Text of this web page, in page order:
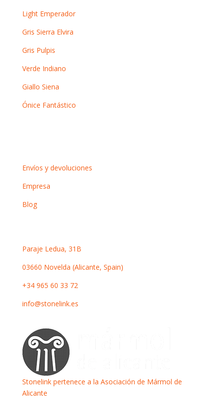
Light Emperador
Gris Sierra Elvira
Gris Pulpis
Verde Indiano
Giallo Siena
Ónice Fantástico
Envíos y devoluciones
Empresa
Blog
Paraje Ledua, 31B
03660 Novelda (Alicante, Spain)
+34 965 60 33 72
info@stonelink.es
Stonelink pertenece a la Asociación de Mármol de
Alicante